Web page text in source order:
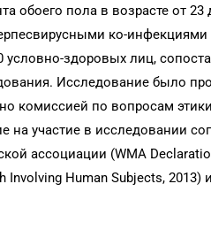
обоего пола в возрасте от 23
ко-инфекциями
условно-здоровых лиц,
Исследование было
комиссией по вопросам
на участие в исследовании
ассоциации (WMA
Human Subjects, 2013)